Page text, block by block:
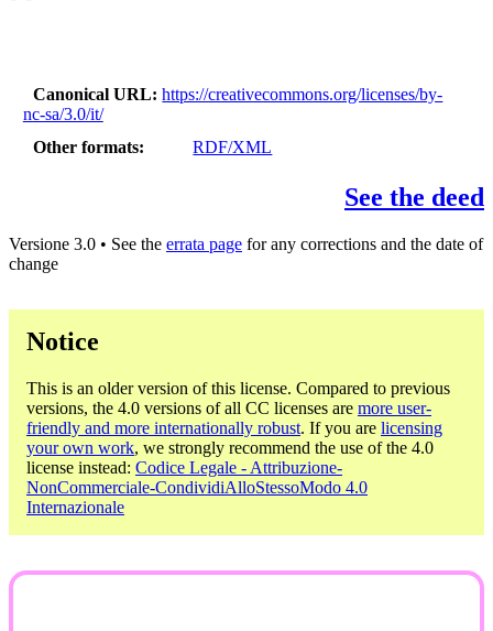
Canonical URL
https://creativecommons.org/licenses/by-
nc-sa/3.0/it/
Other formats
RDF/XML
See the deed
Versione 3.0 • See the errata page for any corrections and the date of
change
Notice
This is an older version of this license. Compared to previous
versions, the 4.0 versions of all CC licenses are more user-
friendly and more internationally robust. If you are licensing
your own work, we strongly recommend the use of the 4.0
license instead: Codice Legale - Attribuzione-
NonCommerciale-CondividiAlloStessoModo 4.0
Internazionale